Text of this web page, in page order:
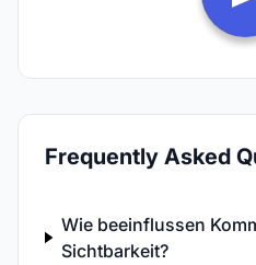
Frequently Asked
Wie beeinflussen
Sichtbarkeit?